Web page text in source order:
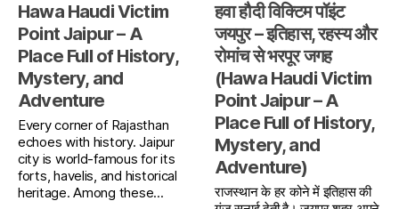
Hawa Haudi Victim
Point Jaipur – A
Place Full of History,
Mystery, and
Adventure
Every corner of Rajasthan
echoes with history. Jaipur
city is world-famous for its
forts, havelis, and historical
heritage. Among these...
हवा हौदी विक्टिम पॉइंट
जयपुर – इतिहास, रहस्य और
रोमांच से भरपूर जगह
(Hawa Haudi Victim
Point Jaipur – A
Place Full of History,
Mystery, and
Adventure)
राजस्थान के हर कोने में इतिहास की